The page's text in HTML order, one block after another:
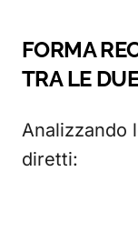
FORMA
TRA LE
Analizzando
diretti: